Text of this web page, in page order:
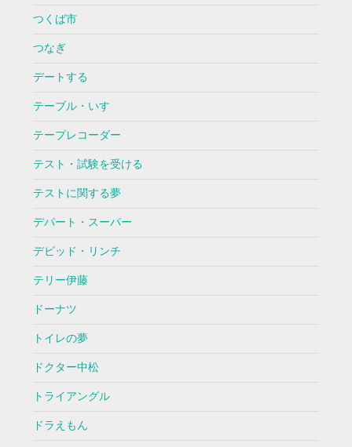
つくば市
つなぎ
デートする
テーブル・いす
テープレコーダー
テスト・試験を受ける
テストに関する夢
デパート・スーパー
デビッド・リンチ
テリー伊藤
ドーナツ
トイレの夢
ドクター中松
トライアングル
ドラえもん